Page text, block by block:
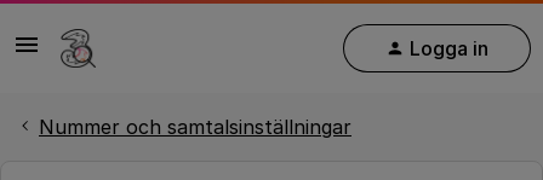
Logga in
Nummer och samtalsinställningar